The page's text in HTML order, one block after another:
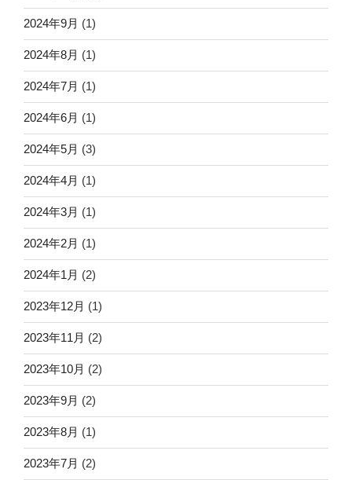
2024年9月 (1)
2024年8月 (1)
2024年7月 (1)
2024年6月 (1)
2024年5月 (3)
2024年4月 (1)
2024年3月 (1)
2024年2月 (1)
2024年1月 (2)
2023年12月 (1)
2023年11月 (2)
2023年10月 (2)
2023年9月 (2)
2023年8月 (1)
2023年7月 (2)